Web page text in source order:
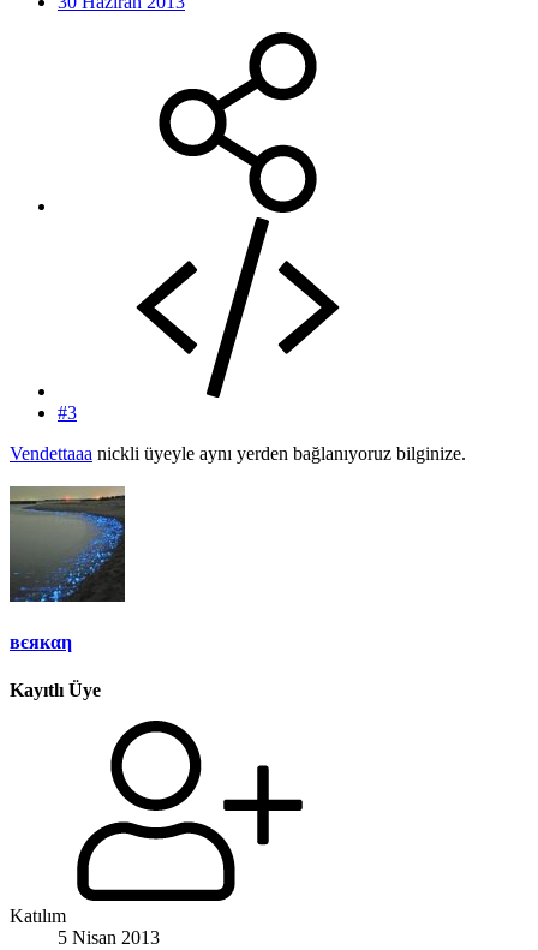
#3
Vendettaaa nickli üyeyle aynı yerden bağlanıyoruz bilginize.
вєякαη
Kayıtlı Üye
Katılım
5 Nisan 2013